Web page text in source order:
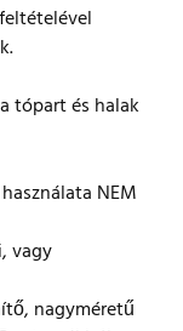
tópart és halak
NEM
vagy
nagyméretű